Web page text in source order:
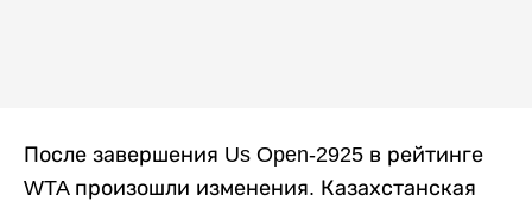
После завершения Us Open-2925 в рейтинге
WTA произошли изменения. Казахстанская